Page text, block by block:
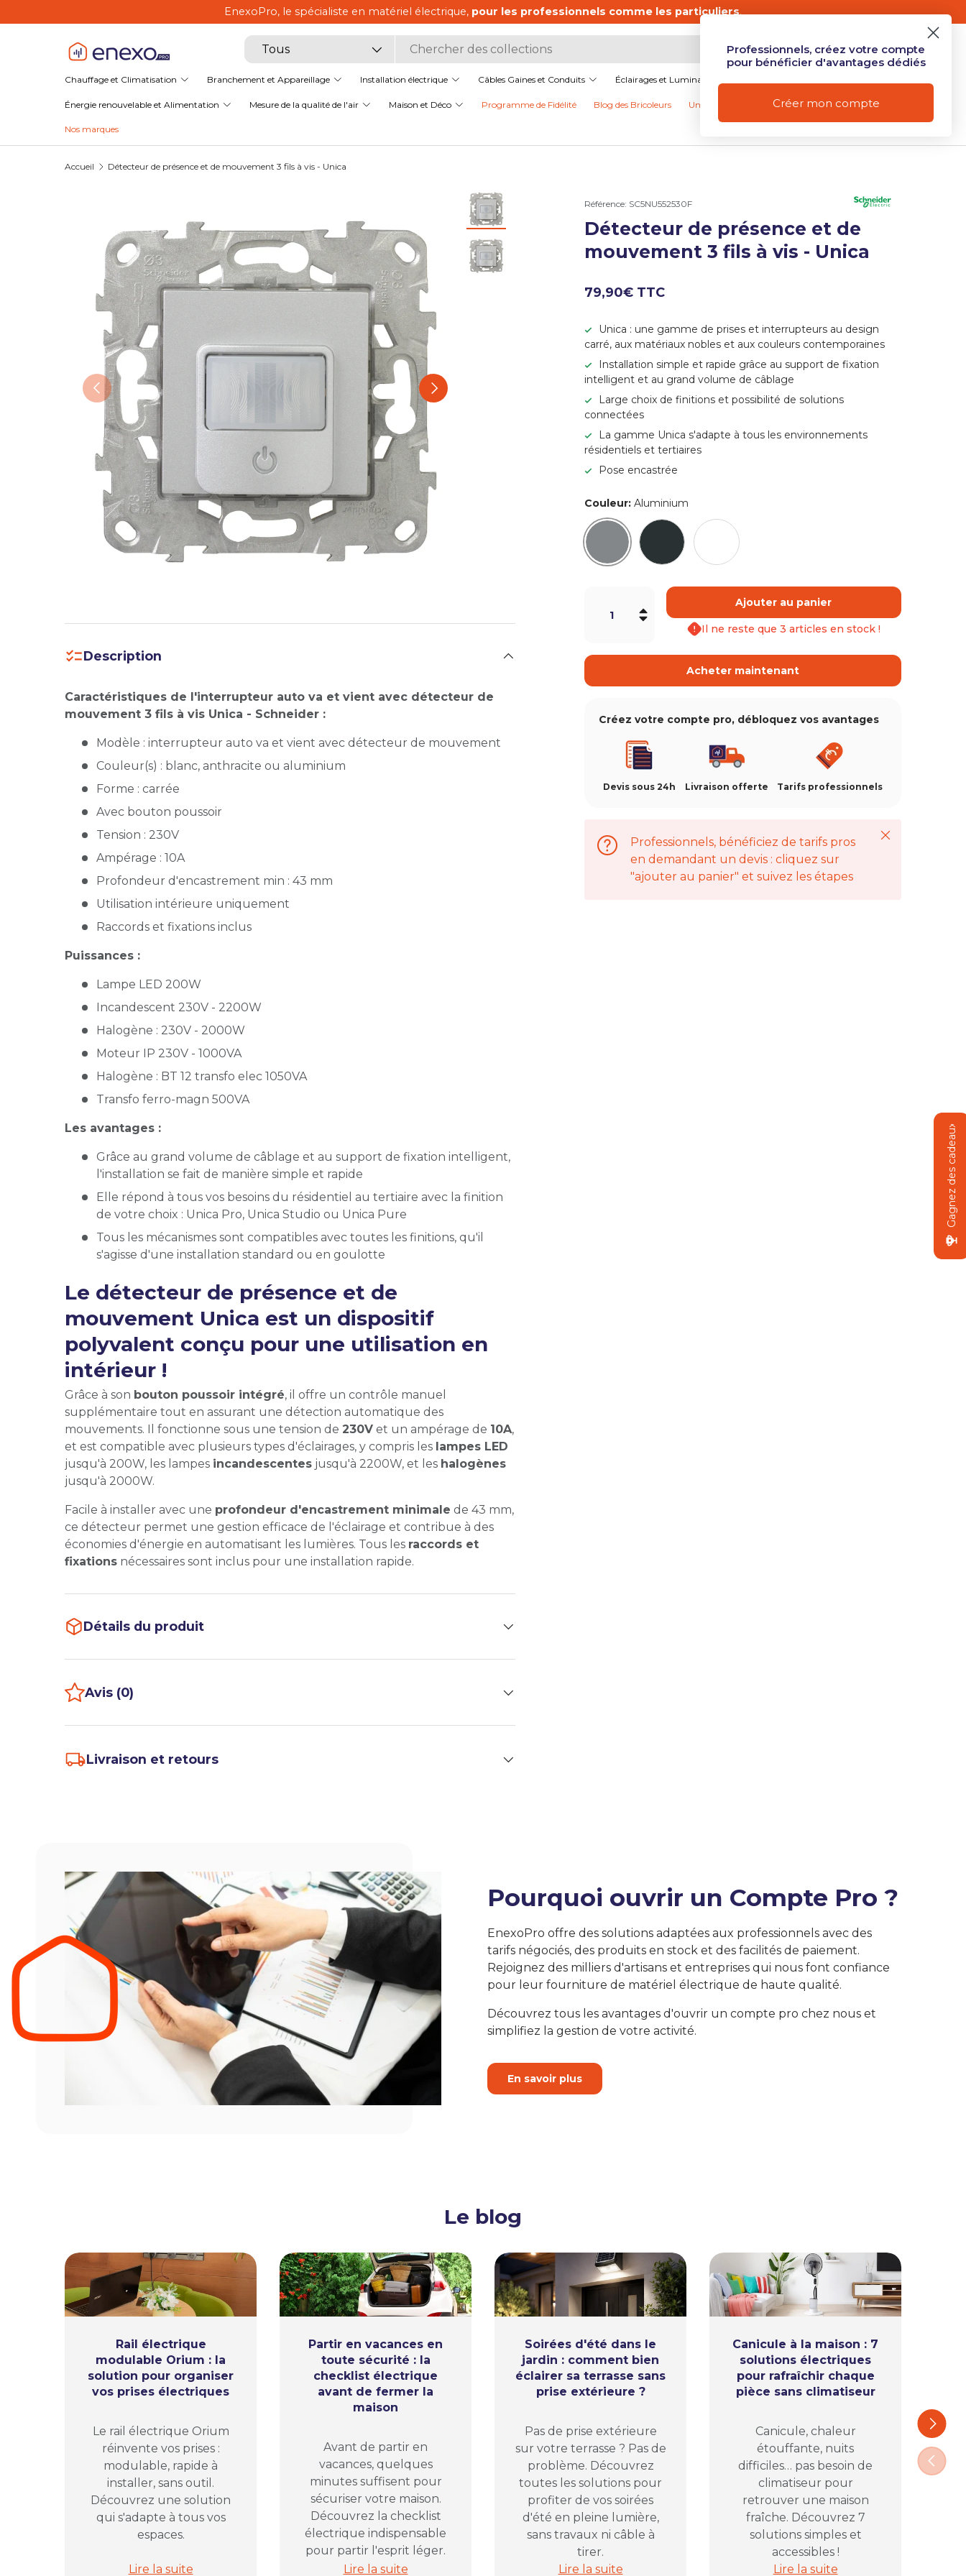
Aller au contenu
EnexoPro, le spécialiste en matériel électrique, pour les professionnels comme les particuliers.
Recherche
Type de produit
Tous Mon compte
Se connecterPanier
Chauffage et Climatisation Branchement et Appareillage Installation électrique Câbles Gaines et Conduits Éclairages et Luminaires
Énergie renouvelable et Alimentation Mesure de la qualité de l'air Maison et Déco Programme de Fidélité Blog des Bricoleurs Univers Camping Nos promotions
Nos marques
Accueil Détecteur de présence et de mouvement 3 fils à vis - Unica
Précédent Suivant
Charger l’image 2 dans la vue de galerie
Référence: SC5NU552530F
Détecteur de présence et de
mouvement 3 fils à vis - Unica
79,90€ TTC
Unica : une gamme de prises et interrupteurs au design
carré, aux matériaux nobles et aux couleurs contemporaines
Installation simple et rapide grâce au support de fixation
intelligent et au grand volume de câblage
Large choix de finitions et possibilité de solutions
connectées
La gamme Unica s'adapte à tous les environnements
résidentiels et tertiaires
Pose encastrée
Couleur:Aluminium
AluminiumAnthraciteBlanc
-+
Ajouter au panier
Il ne reste que 3 articles en stock !
Acheter maintenant
Créez votre compte pro, débloquez vos avantages
Devis sous 24h Livraison offerte Tarifs professionnels
Professionnels, bénéficiez de tarifs pros
en demandant un devis : cliquez sur
"ajouter au panier" et suivez les étapes
Fermer
Description
Caractéristiques de l'interrupteur auto va et vient avec détecteur de
mouvement 3 fils à vis Unica - Schneider :
Modèle : interrupteur auto va et vient avec détecteur de mouvement
Couleur(s) : blanc, anthracite ou aluminium
Forme : carrée
Avec bouton poussoir
Tension : 230V
Ampérage : 10A
Profondeur d'encastrement min : 43 mm
Utilisation intérieure uniquement
Raccords et fixations inclus
Puissances :
Lampe LED 200W
Incandescent 230V - 2200W
Halogène : 230V - 2000W
Moteur IP 230V - 1000VA
Halogène : BT 12 transfo elec 1050VA
Transfo ferro-magn 500VA
Les avantages :
Grâce au grand volume de câblage et au support de fixation intelligent,
l'installation se fait de manière simple et rapide
Elle répond à tous vos besoins du résidentiel au tertiaire avec la finition
de votre choix : Unica Pro, Unica Studio ou Unica Pure
Tous les mécanismes sont compatibles avec toutes les finitions, qu'il
s'agisse d'une installation standard ou en goulotte
Le détecteur de présence et de
mouvement Unica est un dispositif
polyvalent conçu pour une utilisation en
intérieur !
Grâce à son bouton poussoir intégré, il offre un contrôle manuel
supplémentaire tout en assurant une détection automatique des
mouvements. Il fonctionne sous une tension de 230V et un ampérage de 10A,
et est compatible avec plusieurs types d'éclairages, y compris les lampes LED
jusqu'à 200W, les lampes incandescentes jusqu'à 2200W, et les halogènes
jusqu'à 2000W.
Facile à installer avec une profondeur d'encastrement minimale de 43 mm,
ce détecteur permet une gestion efficace de l'éclairage et contribue à des
économies d'énergie en automatisant les lumières. Tous les raccords et
fixations nécessaires sont inclus pour une installation rapide.
Détails du produit
Avis (0)
Livraison et retours
Pourquoi ouvrir un Compte Pro ?
EnexoPro offre des solutions adaptées aux professionnels avec des
tarifs négociés, des produits en stock et des facilités de paiement.
Rejoignez des milliers d'artisans et entreprises qui nous font confiance
pour leur fourniture de matériel électrique de haute qualité.
Découvrez tous les avantages d'ouvrir un compte pro chez nous et
simplifiez la gestion de votre activité.
En savoir plus
Le blog
Rail électrique
modulable Orium : la
solution pour organiser
vos prises électriques
Le rail électrique Orium
réinvente vos prises :
modulable, rapide à
installer, sans outil.
Découvrez une solution
qui s'adapte à tous vos
espaces.
Rail électrique modulable Orium : la solution pour organiser vos prises électriques
Lire la suite
Partir en vacances en
toute sécurité : la
checklist électrique
avant de fermer la
maison
Avant de partir en
vacances, quelques
minutes suffisent pour
sécuriser votre maison.
Découvrez la checklist
électrique indispensable
pour partir l'esprit léger.
Partir en vacances en toute sécurité : la checklist électrique avant de fermer la maison
Lire la suite
Soirées d'été dans le
jardin : comment bien
éclairer sa terrasse sans
prise extérieure ?
Pas de prise extérieure
sur votre terrasse ? Pas de
problème. Découvrez
toutes les solutions pour
profiter de vos soirées
d'été en pleine lumière,
sans travaux ni câble à
tirer.
Soirées d'été dans le jardin : comment bien éclairer sa terrasse sans
Lire la suite
Canicule à la maison : 7
solutions électriques
pour rafraîchir chaque
pièce sans climatiseur
Canicule, chaleur
étouffante, nuits
difficiles… pas besoin de
climatiseur pour
retrouver une maison
fraîche. Découvrez 7
solutions simples et
accessibles !
Canicule à la maison : 7
Lire la suite
Suivant
Gagnez des cadeaux
Professionnels, créez votre compte
pour bénéficier d'avantages dédiés
Créer mon compte